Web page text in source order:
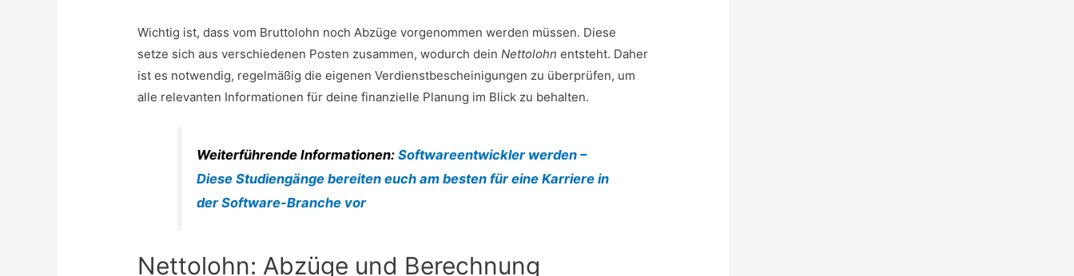
Wichtig ist, dass vom Bruttolohn noch Abzüge vorgenommen werden müssen. Diese
setze sich aus verschiedenen Posten zusammen, wodurch deinNettolohn entsteht. Daher
ist es notwendig, regelmäßig die eigenen Verdienstbescheinigungen zu überprüfen, um
alle relevanten Informationen für deine finanzielle Planung im Blick zu behalten.
Weiterführende Informationen:Softwareentwickler werden –
Diese Studiengänge bereiten euch am besten für eine Karriere in
der Software-Branche vor
Nettolohn: Abzüge und Berechnung